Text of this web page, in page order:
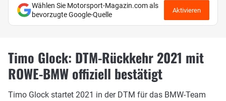
Wählen Sie Motorsport-Magazin.com als
bevorzugte Google-Quelle
Aktivieren
Timo Glock: DTM-Rückkehr 2021 mit
ROWE-BMW offiziell bestätigt
Timo Glock startet 2021 in der DTM für das BMW-Team